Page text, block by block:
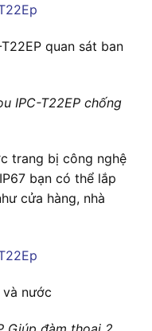
quan sát ban
IPC-T22EP chống
trang bị công nghệ
bạn có thể lắp
cửa hàng, nhà
và nước